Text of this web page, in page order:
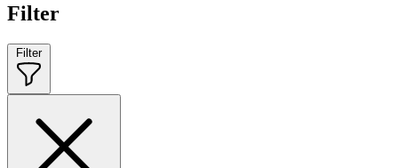
Filter
Filter